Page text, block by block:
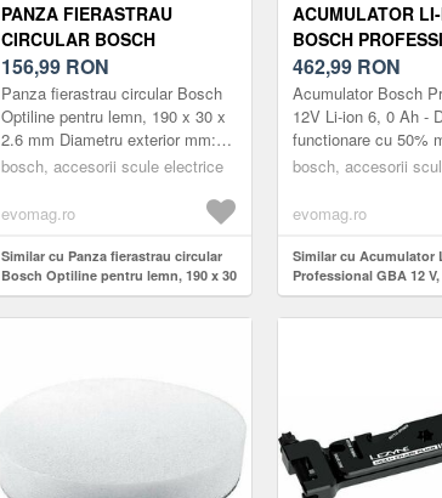
PANZA FIERASTRAU
CIRCULAR BOSCH
OPTILINE PENTRU LEMN,
190 X 30 X 2.6 MM
156,99 RON
Panza fierastrau circular Bosch
Optiline pentru lemn, 190 x 30 x
2.6 mm Diametru exterior mm:
190.0Gaura mm: 30Latime de
bosch, accesorii scule electrice
evomag.ro
Similar cu Panza fierastrau circular
Bosch Optiline pentru lemn, 190 x 30
x 2.6 mm
ACUMULATOR
BOSCH
GBA 12 V, 6.0 AH,
FLEXIBLE
462,99 RON
Acumulator Bosch
12V Li-ion 6, 0 Ah -
functionare cu 50%
indelungata
Sist...
bosch, accesorii
evomag.ro
Similar cu Acumulator
Professional GBA 12
Bosch Flexible Power